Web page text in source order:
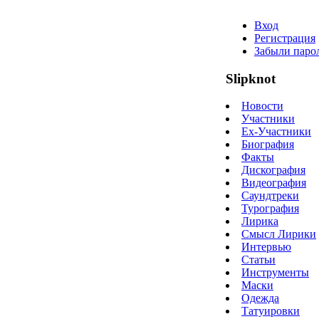
Вход
Регистрация
Забыли
Slipknot
Новости
Участники
Ex-Участники
Биография
Факты
Дискография
Видеография
Саундтреки
Турография
Лирика
Смысл Лирики
Интервью
Статьи
Инструменты
Маски
Одежда
Татуировки